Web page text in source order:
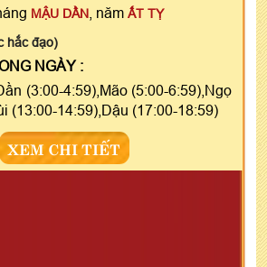
MẬU DẦN , năm ẤT TỴ
hắc đạo)
NGÀY :
(3:00-4:59),Mão (5:00-6:59),Ngọ
(13:00-14:59),Dậu (17:00-18:59)
XEM CHI TIẾT